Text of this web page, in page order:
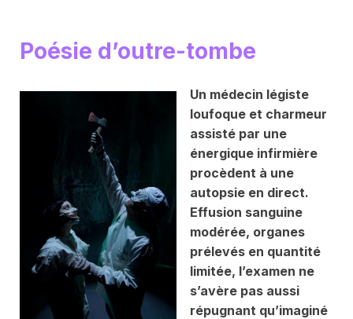
Poésie d’outre-tombe
Un médecin légiste
loufoque et charmeur
assisté par une
énergique infirmière
procèdent à une
autopsie en direct.
Effusion sanguine
modérée, organes
prélevés en quantité
limitée, l’examen ne
s’avère pas aussi
répugnant qu’imaginé